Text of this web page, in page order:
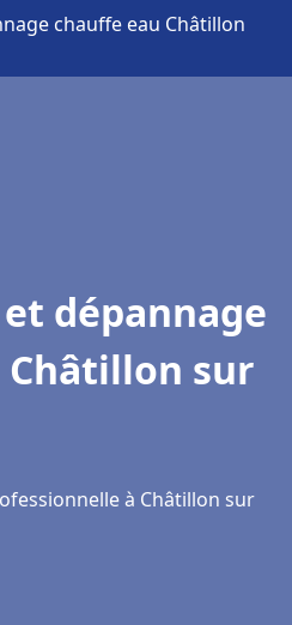
chauffe eau Châtillon
dépannage
sur
à Châtillon sur